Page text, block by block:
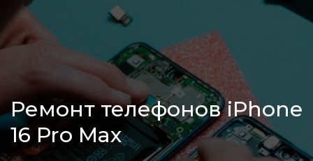
Ремонт телефонов iPhone
16 Pro Max